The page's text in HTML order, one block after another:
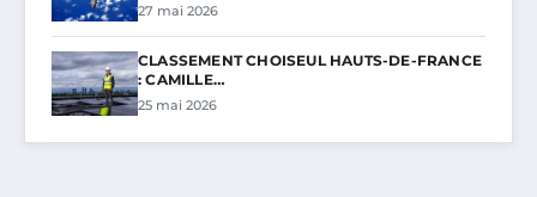
27 mai 2026
CLASSEMENT CHOISEUL HAUTS-DE-FRANCE
: CAMILLE…
25 mai 2026